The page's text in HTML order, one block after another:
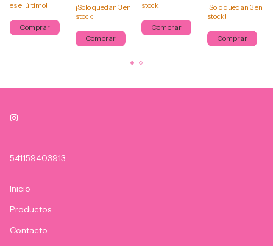
es el último!
Comprar
¡Solo quedan 3en
stock!
Comprar
stock!
Comprar
¡Solo quedan 3en
stock!
Comprar
541159403913
Inicio
Productos
Contacto